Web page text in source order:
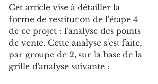
Cet article vise à détailler la
forme de restitution de l'étape 4
de ce projet : l'analyse des points
de vente. Cette analyse s'est faite,
par groupe de 2, sur la base de la
grille d'analyse suivante :